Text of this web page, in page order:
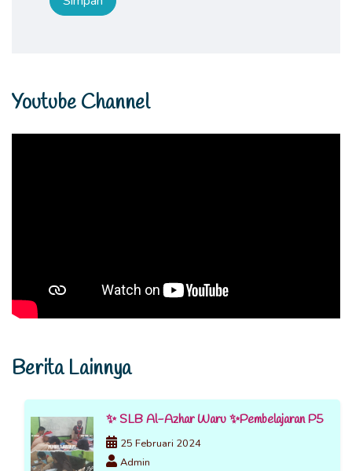
Youtube Channel
Berita Lainnya
✨ SLB Al-Azhar Waru ✨Pembelajaran P5
25 Februari 2024
Admin